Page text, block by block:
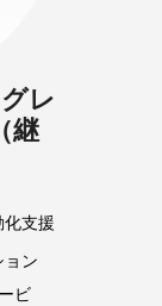
レ
継
化支援
ョン
ビ